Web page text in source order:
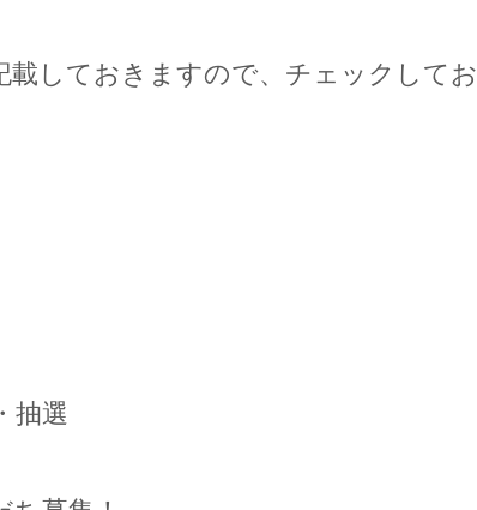
しておきますので、チェックしてお
抽選